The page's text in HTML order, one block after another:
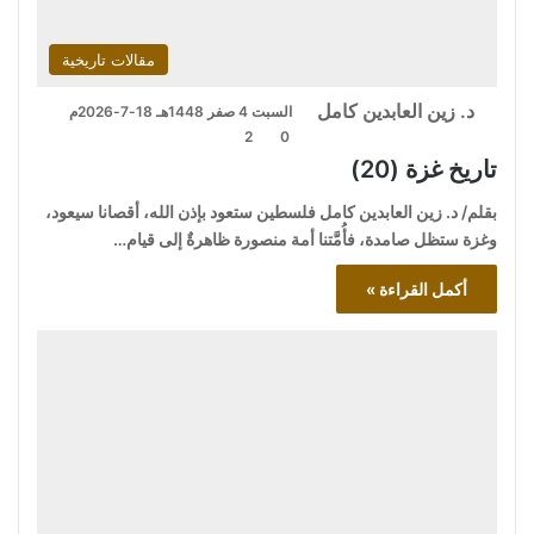
مقالات تاريخية
د. زين العابدين كامل
السبت 4 صفر 1448هـ 18-7-2026م
0
2
تاريخ غزة (20)
بقلم/ د. زين العابدين كامل فلسطين ستعود بإذن الله، أقصانا سيعود،
وغزة ستظل صامدة، فأُمَّتنا أمة منصورة ظاهرةٌ إلى قيام…
أكمل القراءة »